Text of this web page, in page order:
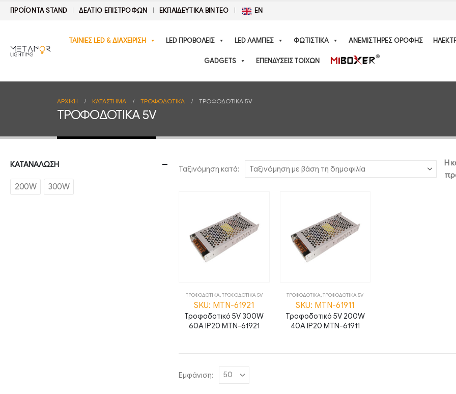
ΠΡΟΪΟΝΤΑ STAND ΔΕΛΤΊΟ ΕΠΙΣΤΡΟΦΏΝ ΕΚΠΑΙΔΕΥΤΙΚΑ ΒΙΝΤΕΟ EN
ΤΑΙΝΙΕΣ LED & ΔΙΑΧΕΙΡΙΣΗ LED ΠΡΟΒΟΛΕΙΣ LED ΛΑΜΠΕΣ ΦΩΤΙΣΤΙΚΑ ΑΝΕΜΙΣΤΗΡΕΣ ΟΡΟΦΗΣ
GADGETS ΕΠΕΝΔΥΣΕΙΣ ΤΟΙΧΩΝ
ΑΡΧΙΚΉ ΚΑΤΆΣΤΗΜΑ ΤΡΟΦΟΔΟΤΙΚΑ ΤΡΟΦΟΔΟΤΙΚΑ 5V
ΤΡΟΦΟΔΟΤΙΚΑ 5V
Ταξινόμηση κατά:
Η
ΤΡΟΦΟΔΟΤΙΚΑ ΤΡΟΦΟΔΟΤΙΚΑ 5V
SKU: ΜΤΝ-61921
Τροφοδοτικό 5V 300W
60A IP20 MTN-61921
ΤΡΟΦΟΔΟΤΙΚΑ ,ΤΡΟΦΟΔΟΤΙΚΑ 5V
SKU: ΜΤΝ-61911
Τροφοδοτικό 5V 200W
40A IP20 MTN-61911
Εμφάνιση:
ΚΑΤΑΝΑΛΩΣΗ
200W 300W